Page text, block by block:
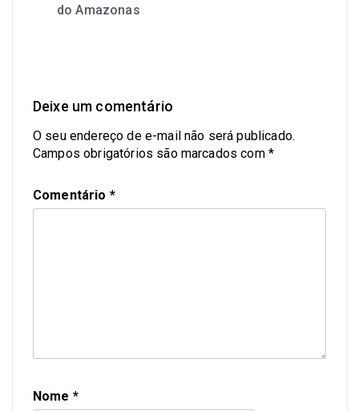
do Amazonas
Deixe um comentário
O seu endereço de e-mail não será publicado.
Campos obrigatórios são marcados com *
Comentário *
Nome *